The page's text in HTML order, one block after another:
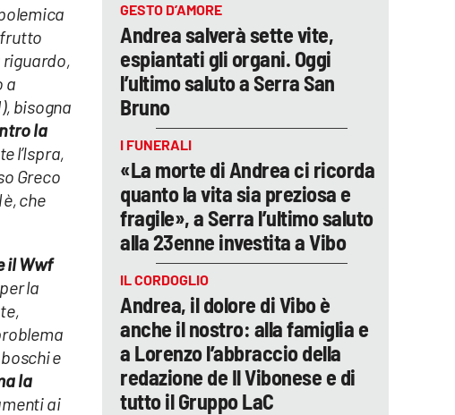
riguardo,
a
bisogna
la
l’Ispra,
Greco
che
il Wwf
la
e
la
ai
GESTO D’AMORE
Andrea salverà sette vite,
espiantati gli organi. Oggi
l’ultimo saluto a Serra San
Bruno
I FUNERALI
«La morte di Andrea ci ricorda
quanto la vita sia preziosa e
fragile», a Serra l’ultimo saluto
alla 23enne investita a Vibo
IL CORDOGLIO
Andrea, il dolore di Vibo è
anche il nostro: alla famiglia e
a Lorenzo l’abbraccio della
redazione de Il Vibonese e di
tutto il Gruppo LaC